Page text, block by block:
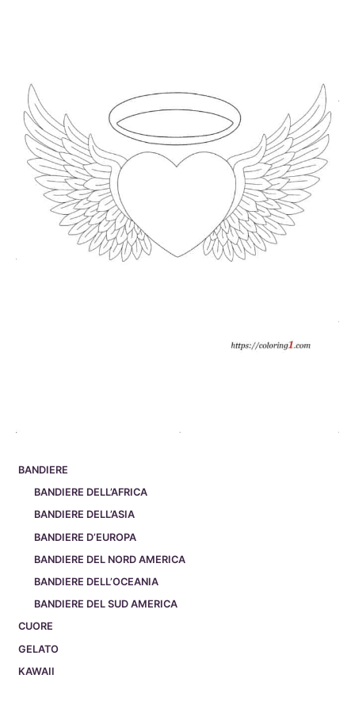
BANDIERE
BANDIERE DELL’AFRICA
BANDIERE DELL’ASIA
BANDIERE D’EUROPA
BANDIERE DEL NORD AMERICA
BANDIERE DELL’OCEANIA
BANDIERE DEL SUD AMERICA
CUORE
GELATO
KAWAII